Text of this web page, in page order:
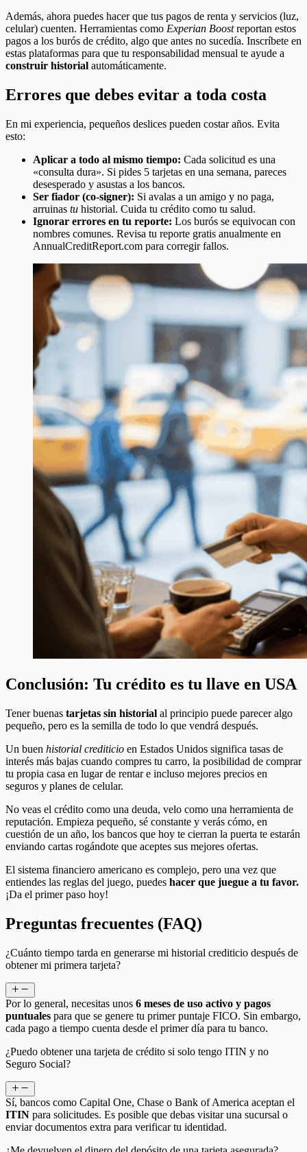
Además, ahora puedes hacer que tus pagos de renta y servicios (luz,
celular) cuenten. Herramientas como Experian Boostreportan estos
pagos a los burós de crédito, algo que antes no sucedía. Inscríbete en
estas plataformas para que tu responsabilidad mensual te ayude a
construir historial automáticamente.
Errores que debes evitar a toda costa
En mi experiencia, pequeños deslices pueden costar años. Evita
esto:
Aplicar a todo al mismo tiempo: Cada solicitud es una
«consulta dura». Si pides 5 tarjetas en una semana, pareces
desesperado y asustas a los bancos.
Ser fiador (co-signer): Si avalas a un amigo y no paga,
arruinas tu historial. Cuida tu crédito como tu salud.
Ignorar errores en tu reporte: Los burós se equivocan con
nombres comunes. Revisa tu reporte gratis anualmente en
AnnualCreditReport.com para corregir fallos.
Conclusión: Tu crédito es tu llave en USA
Tener buenas tarjetas sin historial al principio puede parecer algo
pequeño, pero es la semilla de todo lo que vendrá después.
Un buen historial crediticio en Estados Unidos significa tasas de
interés más bajas cuando compres tu carro, la posibilidad de comprar
tu propia casa en lugar de rentar e incluso mejores precios en
seguros y planes de celular.
No veas el crédito como una deuda, velo como una herramienta de
reputación. Empieza pequeño, sé constante y verás cómo, en
cuestión de un año, los bancos que hoy te cierran la puerta te estarán
enviando cartas rogándote que aceptes sus mejores ofertas.
El sistema financiero americano es complejo, pero una vez que
entiendes las reglas del juego, puedes hacer que juegue a tu favor.
¡Da el primer paso hoy!
Preguntas frecuentes (FAQ)
¿Cuánto tiempo tarda en generarse mi historial crediticio después de
obtener mi primera tarjeta?
Por lo general, necesitas unos 6 meses de uso activo y pagos
puntuales para que se genere tu primer puntaje FICO. Sin embargo,
cada pago a tiempo cuenta desde el primer día para tu banco.
¿Puedo obtener una tarjeta de crédito si solo tengo ITIN y no
Seguro Social?
Sí, bancos como Capital One, Chase o Bank of America aceptan el
ITIN para solicitudes. Es posible que debas visitar una sucursal o
enviar documentos extra para verificar tu identidad.